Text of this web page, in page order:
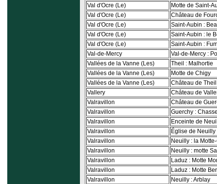
Val d'Ocre (Le)
Motte de Saint-
Val d'Ocre (Le)
Château de
Val d'Ocre (Le)
Saint-Aubin :
Val d'Ocre (Le)
Saint-Aubin : le
Val d'Ocre (Le)
Saint-Aubin :
Val-de-Mercy
Val-de-Mercy :
Vallées de la Vanne (Les)
Theil : Malhortie
Vallées de la Vanne (Les)
Motte de Chigy
Vallées de la Vanne (Les)
Château de Theil
Vallery
Château de
Valravillon
Château de
Valravillon
Guerchy :
Valravillon
Enceinte de
Valravillon
Église de Neuilly
Valravillon
Neuilly : la
Valravillon
Neuilly : motte
Valravillon
Laduz : Motte
Valravillon
Laduz : Motte
Valravillon
Neuilly : Arblay